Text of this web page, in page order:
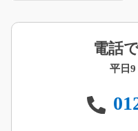
電話
平日9